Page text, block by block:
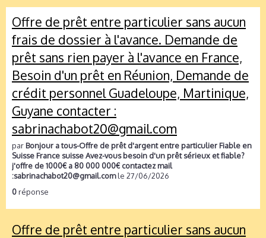
Offre de prêt entre particulier sans aucun
frais de dossier à l'avance. Demande de
prêt sans rien payer à l'avance en France,
Besoin d'un prêt en Réunion, Demande de
crédit personnel Guadeloupe, Martinique,
Guyane contacter :
sabrinachabot20@gmail.com
parBonjour a tous-Offre de prêt d'argent entre particulier Fiable en
Suisse France suisse Avez-vous besoin d'un prêt sérieux et fiable?
j'offre de 1000€ a 80 000 000€ contactez mail
:sabrinachabot20@gmail.comle 27/06/2026
0réponse
Offre de prêt entre particulier sans aucun